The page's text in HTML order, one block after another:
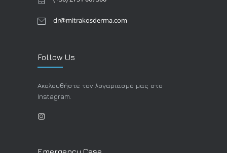
dr@mitrakosderma.com
Follow Us
Ακολουθήστε τον λογαριασμό μας στο
Instagram.